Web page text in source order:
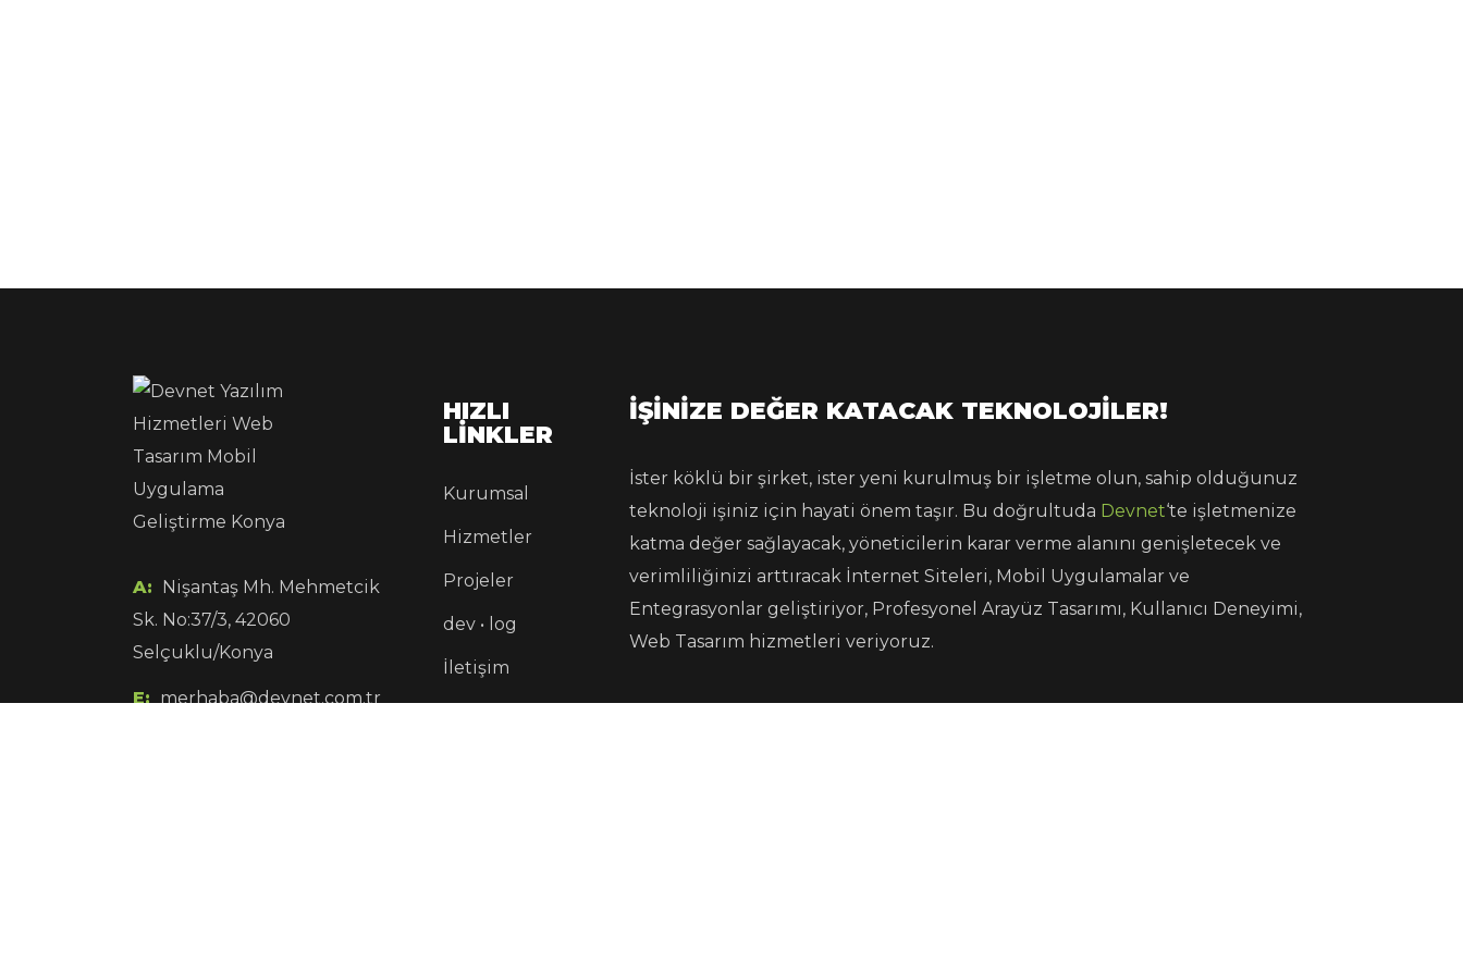
A: Nişantaş Mh. Mehmetcik
Sk. No:37/3, 42060
Selçuklu/Konya
E: merhaba@devnet.com.tr
HIZLI
LİNKLER
Kurumsal
Hizmetler
Projeler
dev • log
İletişim
İŞINIZE DEĞER KATACAK TEKNOLOJILER!
İster köklü bir şirket, ister yeni kurulmuş bir işletme olun, sahip olduğunuz
teknoloji işiniz için hayati önem taşır. Bu doğrultuda Devnet‘te işletmenize
katma değer sağlayacak, yöneticilerin karar verme alanını genişletecek ve
verimliliğinizi arttıracak İnternet Siteleri, Mobil Uygulamalar ve
Entegrasyonlar geliştiriyor, Profesyonel Arayüz Tasarımı, Kullanıcı Deneyimi,
Web Tasarım hizmetleri veriyoruz.